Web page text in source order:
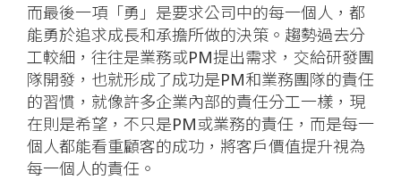
而最後一項「勇」是要求公司中的每一個人，都
能勇於追求成長和承擔所做的決策。趨勢過去分
工較細，往往是業務或PM提出需求，交給研發團
隊開發，也就形成了成功是PM和業務團隊的責任
的習慣，就像許多企業內部的責任分工一樣，現
在則是希望，不只是PM或業務的責任，而是每一
個人都能看重顧客的成功，將客戶價值提升視為
每一個人的責任。